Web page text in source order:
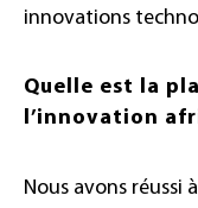
innovations
Quelle est la
l’innovation
Nous avons réussi